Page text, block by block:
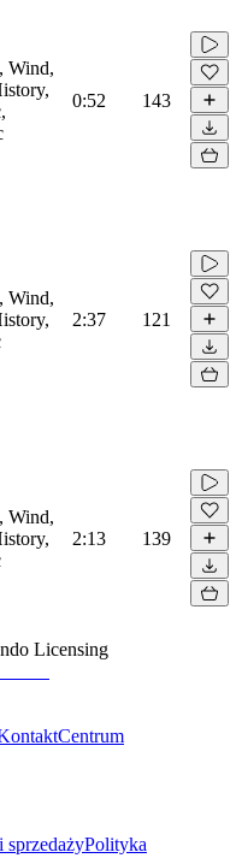
Wind,
0:52 143
Wind,
2:37 121
Wind,
2:13 139
Licensing
Centrum
sprzedażyPolityka